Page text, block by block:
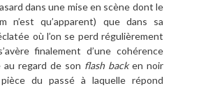
dans une mise en scène dont le
n’est qu’apparent) que dans sa
où l’on se perd régulièrement
finalement d’une cohérence
regard de son flash backen noir
du passé à laquelle répond